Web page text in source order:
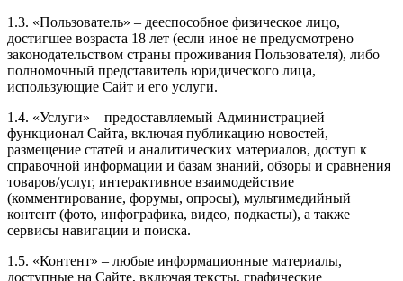
1.3. «Пользователь» – дееспособное физическое лицо,
достигшее возраста 18 лет (если иное не предусмотрено
законодательством страны проживания Пользователя), либо
полномочный представитель юридического лица,
использующие Сайт и его услуги.
1.4. «Услуги» – предоставляемый Администрацией
функционал Сайта, включая публикацию новостей,
размещение статей и аналитических материалов, доступ к
справочной информации и базам знаний, обзоры и сравнения
товаров/услуг, интерактивное взаимодействие
(комментирование, форумы, опросы), мультимедийный
контент (фото, инфографика, видео, подкасты), а также
сервисы навигации и поиска.
1.5. «Контент» – любые информационные материалы,
доступные на Сайте, включая тексты, графические